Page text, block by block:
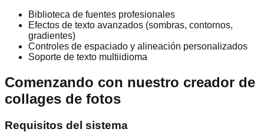
Biblioteca de fuentes profesionales
Efectos de texto avanzados (sombras, contornos,
gradientes)
Controles de espaciado y alineación personalizados
Soporte de texto multiidioma
Comenzando con nuestro creador de
collages de fotos
Requisitos del sistema